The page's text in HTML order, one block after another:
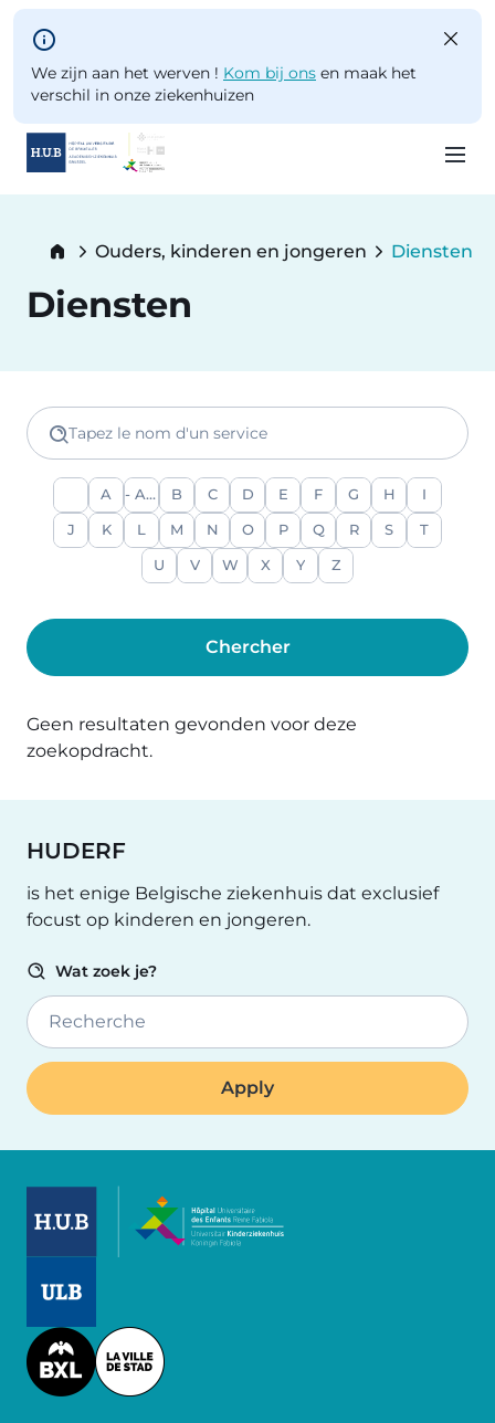
Skip to main content
We zijn aan het werven ! Kom bij ons en maak het
verschil in onze ziekenhuizen
content
Breadcrumb
Ouders, kinderen en jongeren Diensten
Diensten
Tapez le nom d'un service
A - Alle - B C D E F G H
J K M N O P Q R S T
U V W X Y Z
Geen resultaten gevonden voor deze
zoekopdracht.
HUDERF
is het enige Belgische ziekenhuis dat exclusief
focust op kinderen en jongeren.
Wat zoek je?
Recherche
Image